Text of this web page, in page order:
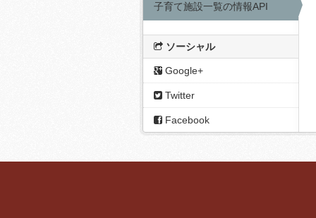
子育て施設一覧の情報API
ソーシャル
Google+
Twitter
Facebook